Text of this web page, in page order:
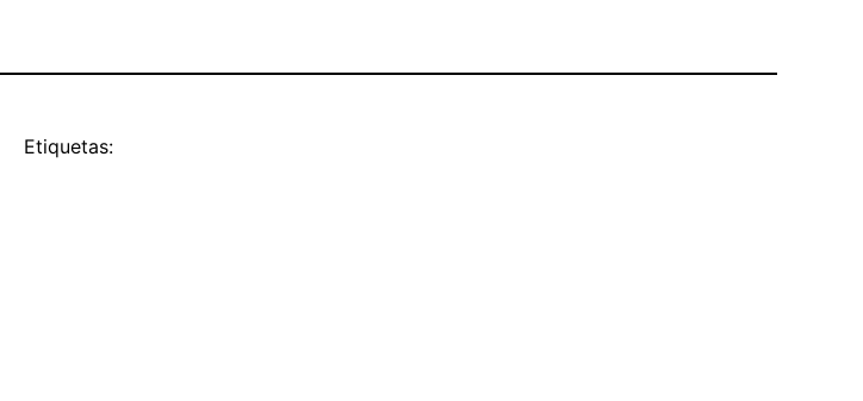
Etiquetas: